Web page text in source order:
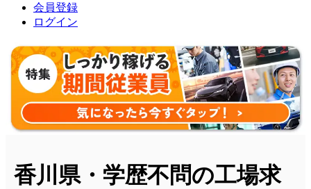
会員登録
ログイン
香川県・学歴不問の工場求